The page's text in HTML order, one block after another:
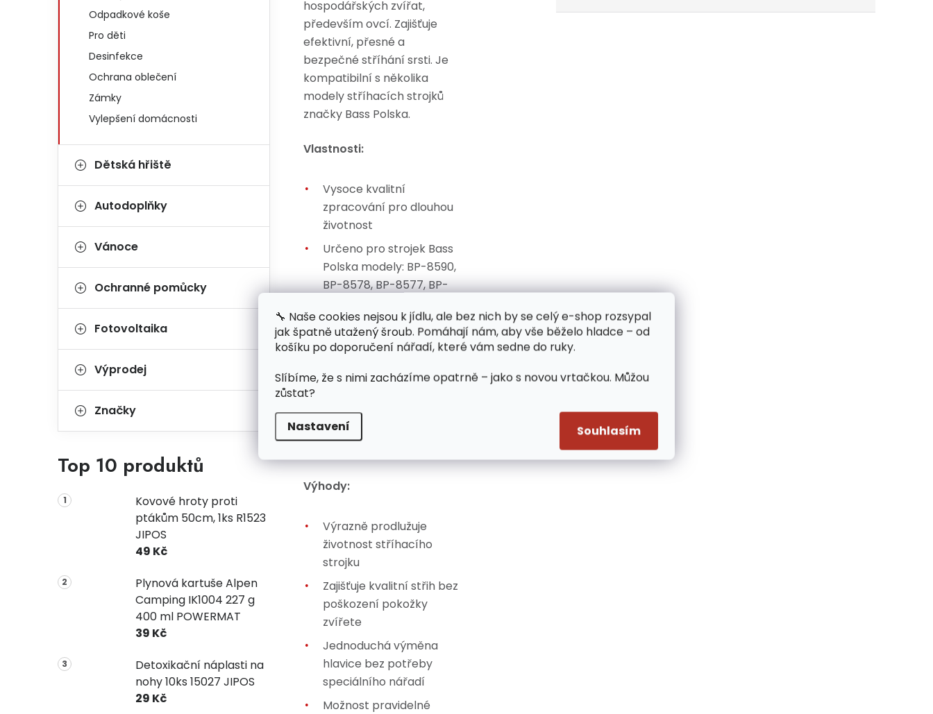
🔧 Naše cookies nejsou k jídlu, ale bez nich by se celý e-shop rozsypal
jak špatně utažený šroub. Pomáhají nám, aby vše běželo hladce – od
košíku po doporučení nářadí, které vám sedne do ruky.
Slíbíme, že s nimi zacházíme opatrně – jako s novou vrtačkou. Můžou
zůstat?
Nastavení Souhlasím
Odpadkové koše
Pro děti
Desinfekce
Ochrana oblečení
Zámky
Vylepšení domácnosti
Dětská hřiště
Autodoplňky
Vánoce
Ochranné pomůcky
Fotovoltaika
Výprodej
Značky
Top 10 produktů
Kovové hroty proti
ptákům 50cm, 1ks R1523
JIPOS
49 Kč
Plynová kartuše Alpen
Camping IK1004 227 g
400 ml POWERMAT
39 Kč
Detoxikační náplasti na
nohy 10ks 15027 JIPOS
29 Kč
hospodářských zvířat,
především ovcí. Zajišťuje
efektivní, přesné a
bezpečné stříhání srsti. Je
kompatibilní s několika
modely stříhacích strojků
značky Bass Polska.
Vlastnosti:
Vysoce kvalitní
zpracování pro dlouhou
životnost
Určeno pro strojek Bass
Polska modely: BP-8590,
BP-8578, BP-8577, BP-
Přesné a rychlé stříhání
srsti
Odolné materiály
vhodné i pro intenzivní
Snadná instalace na
strojek
Výhody:
Výrazně prodlužuje
životnost stříhacího
strojku
Zajišťuje kvalitní střih bez
poškození pokožky
zvířete
Jednoduchá výměna
hlavice bez potřeby
speciálního nářadí
Možnost pravidelné